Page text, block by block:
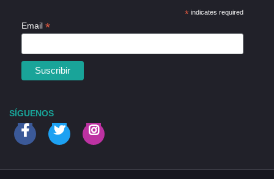
*indicates required
Email *
SÍGUENOS